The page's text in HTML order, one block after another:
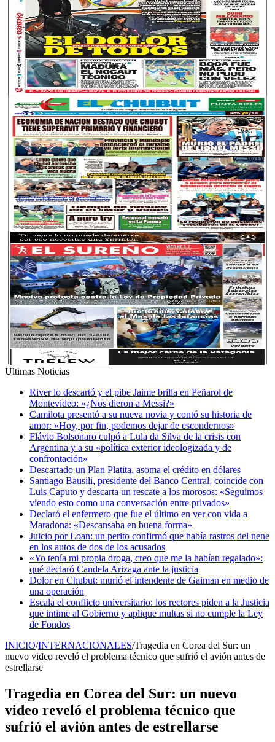
Ultimas Noticias
River lo descartó y el pibe Jaime brilla en Peñarol de
Montevideo: «¿Nos dieron a Messi?»
Camilota presentó a su nueva novia y contó su historia de
amor: «Hoy, por fin, podemos dejar de escondernos»
Flávio Bolsonaro culpó a Lula da Silva de la crisis con
Argentina y a su «política exterior ideologizada y de
confrontación»
Descartado un Plan Platita, asoma el crédito en dólares
Santiago Bausili, presidente del Banco Central, coincide con
Luis Caputo y descarta un rescate a los morosos: «Seguimos
viendo esto como una conversación entre privados»
Declaró el enfermero que fue el último en ver con vida a
Maradona: «Descansaba en buena forma»
Juicio por Loan: un perito confirmó que había rastros del nene
en los autos de dos de los acusados
«Yo tenía mi propia droga, creo que me la habían regalado»:
qué declaró Candela Arizaga ante la justicia
Dolor en Chubut: murió el intendente de Gaiman en medio de
una operación
Escala el conflicto universitario: los rectores piden a la Justicia
que intime al Gobierno y aplique multas si no cumple la Ley
de Fondos
INICIO/INTERNACIONALES/Tragedia en Corea del Sur: un
nuevo video reveló el problema técnico que sufrió el avión antes de
estrellarse
Tragedia en Corea del Sur: un nuevo
video reveló el problema técnico que
sufrió el avión antes de estrellarse